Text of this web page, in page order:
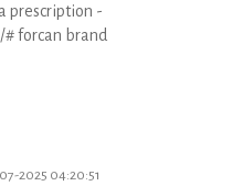
prescription -
# forcan brand
2025 04:20:51